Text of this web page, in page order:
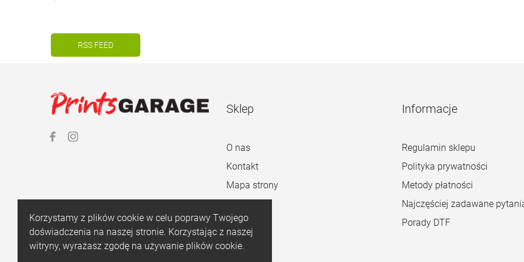
Korzystamy z plików cookie w celu poprawy Twojego
doświadczenia na naszej stronie. Korzystając z naszej
witryny, wyrażasz zgodę na używanie plików cookie.
RSS FEED
Sklep
O nas
Kontakt
Mapa strony
Informacje
Regulamin sklepu
Polityka prywatności
Metody płatności
Najczęściej zadawane
Porady DTF